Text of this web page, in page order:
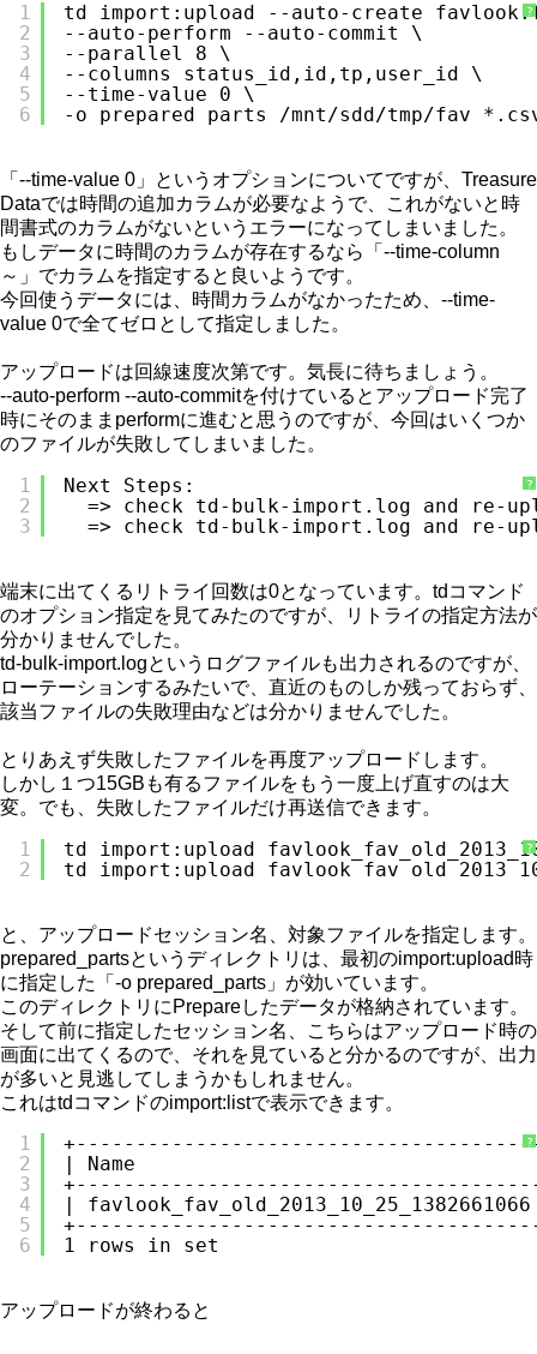
?
1
2
3
4
5
6
td import:upload --auto-create
--auto-perform --auto-commit \
--parallel 8 \
--columns status_id,id,tp,user_id \
--time-value 0 \
-o prepared_parts /mnt/sdd/tmp/
「--time-value 0」というオプションについてですが、Treasure
Dataでは時間の追加カラムが必要なようで、これがないと時
間書式のカラムがないというエラーになってしまいました。
もしデータに時間のカラムが存在するなら「--time-column
～」でカラムを指定すると良いようです。
今回使うデータには、時間カラムがなかったため、--time-
value 0で全てゼロとして指定しました。
アップロードは回線速度次第です。気長に待ちましょう。
--auto-perform --auto-commitを付けているとアップロード完了
時にそのままperformに進むと思うのですが、今回はいくつか
のファイルが失敗してしまいました。
?
1
2
3
Next Steps:
=> check td-bulk-import.log and re-
=> check td-bulk-import.log and re-
端末に出てくるリトライ回数は0となっています。tdコマンド
のオプション指定を見てみたのですが、リトライの指定方法が
分かりませんでした。
td-bulk-import.logというログファイルも出力されるのですが、
ローテーションするみたいで、直近のものしか残っておらず、
該当ファイルの失敗理由などは分かりませんでした。
とりあえず失敗したファイルを再度アップロードします。
しかし１つ15GBも有るファイルをもう一度上げ直すのは大
変。でも、失敗したファイルだけ再送信できます。
?
1
2
td import:upload
td import:upload
と、アップロードセッション名、対象ファイルを指定します。
prepared_partsというディレクトリは、最初のimport:upload時
に指定した「-o prepared_parts」が効いています。
このディレクトリにPrepareしたデータが格納されています。
そして前に指定したセッション名、こちらはアップロード時の
画面に出てくるので、それを見ていると分かるのですが、出力
が多いと見逃してしまうかもしれません。
これはtdコマンドのimport:listで表示できます。
?
1
2
3
4
5
6
| Name
|
1 rows in set
アップロードが終わると